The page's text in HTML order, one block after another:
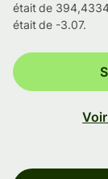
était de
était de -3.07.